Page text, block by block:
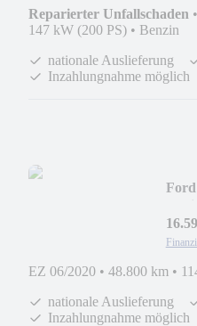
Reparierter Unfallschaden •
147 kW (200 PS) • Benzin
nationale Auslieferung
Inzahlungnahme möglich
Ford
EZ 06/2020 • 48.800 km •
nationale Auslieferung
Inzahlungnahme möglich